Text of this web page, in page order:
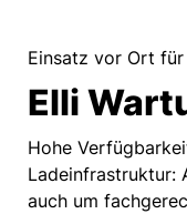
Einsatz vor Ort
Elli
Hohe
Ladeinfrastruktur:
auch um